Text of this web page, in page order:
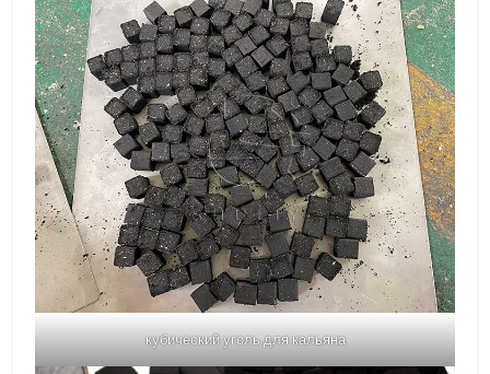
кубический уголь для кальяна